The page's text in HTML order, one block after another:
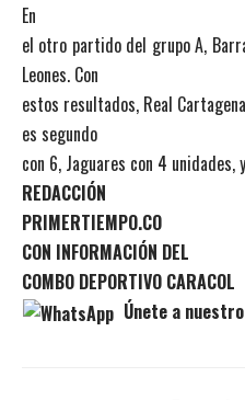
En
el otro partido del grupo A,
Leones. Con
estos resultados, Real
es segundo
con 6, Jaguares con 4 unidades,
REDACCIÓN
PRIMERTIEMPO.CO
CON INFORMACIÓN DEL
COMBO DEPORTIVO CARACOL
Únete a